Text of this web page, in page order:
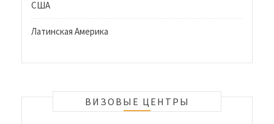
США
Латинская Америка
ВИЗОВЫЕ ЦЕНТРЫ